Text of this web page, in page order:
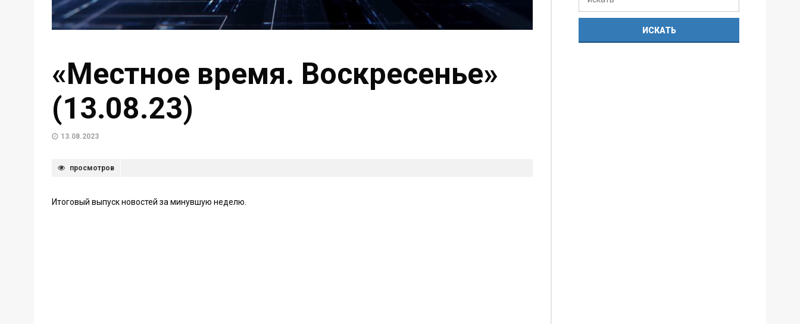
«Местное время. Воскресенье»
(13.08.23)
13.08.2023
просмотров
Итоговый выпуск новостей за минувшую неделю.